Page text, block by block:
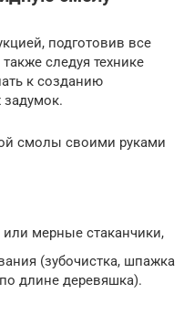
подготовив все
следуя технике
к созданию
смолы своими руками
мерные стаканчики,
(зубочистка, шпажка
длине деревяшка).